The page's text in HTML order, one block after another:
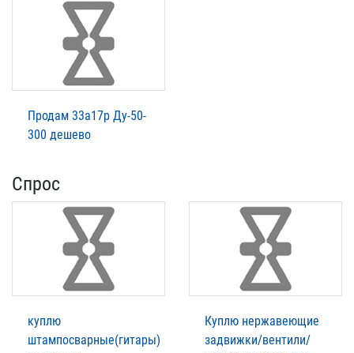
Продам 33а17р Ду-50-
300 дешево
Спрос
куплю
штампосварные(гитары)
Куплю нержавеющие
задвижки/вентили/